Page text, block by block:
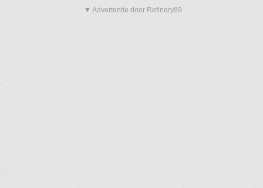
▼ Advertentie door Refinery89